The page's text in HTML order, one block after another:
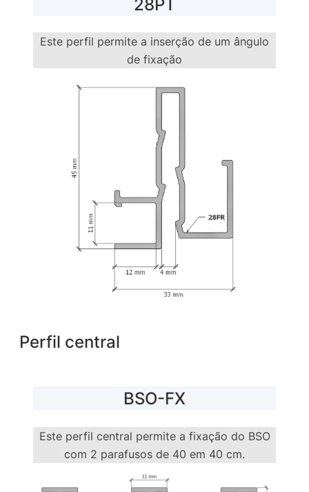
Este perfil permite a inserção de um ângulo
de fixação
Perfil central
BSO-FX
Este perfil central permite a fixação do BSO
com 2 parafusos de 40 em 40 cm.